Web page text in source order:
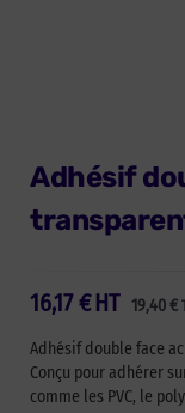
Adhésif
16,17€ 19,40€
HT
Adhésif double face
Conçu pour adhérer
comme les PVC, le